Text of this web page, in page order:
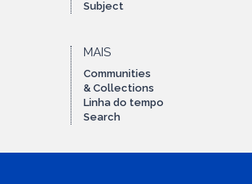
Subject
MAIS
Communities
& Collections
Linha do tempo
Search